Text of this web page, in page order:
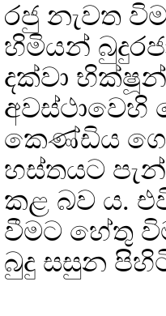
රජු නැවත
හිමියන්
දක්වා
අවස්ථාවෙහි
කෙණ්ඩිය
හස්තයට
කළ බව ය.
වීමට හේතු
බුදු සසුන